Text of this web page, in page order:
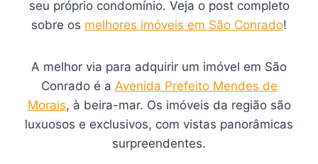
seu próprio condomínio. Veja o post completo
sobre os melhores imóveis em São Conrado!
A melhor via para adquirir um imóvel em São
Conrado é a Avenida Prefeito Mendes de
Morais, à beira-mar. Os imóveis da região são
luxuosos e exclusivos, com vistas panorâmicas
surpreendentes.